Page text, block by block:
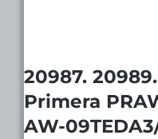
20987.
Primera
AW-